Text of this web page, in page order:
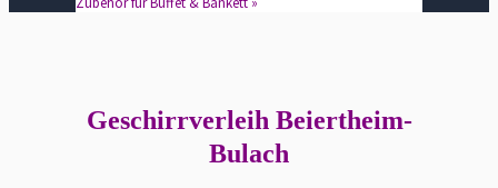
Geschirrverleih Beiertheim-
Bulach